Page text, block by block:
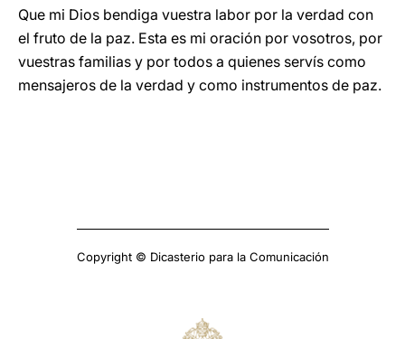
Que mi Dios bendiga vuestra labor por la verdad con
el fruto de la paz. Esta es mi oración por vosotros, por
vuestras familias y por todos a quienes servís como
mensajeros de la verdad y como instrumentos de paz.
Copyright © Dicasterio para la Comunicación